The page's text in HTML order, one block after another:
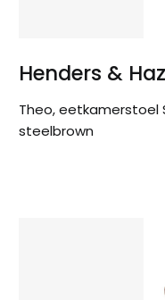
Henders &
Theo, eetkamerstoel
steelbrown